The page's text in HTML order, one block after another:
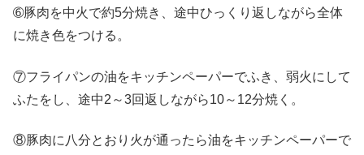
➅豚肉を中火で約5分焼き、途中ひっくり返しながら全体
に焼き色をつける。
⑦フライパンの油をキッチンペーパーでふき、弱火にして
ふたをし、途中2～3回返しながら10～12分焼く。
⑧豚肉に八分とおり火が通ったら油をキッチンペーパーで